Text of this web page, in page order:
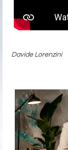
Davide Lorenzini